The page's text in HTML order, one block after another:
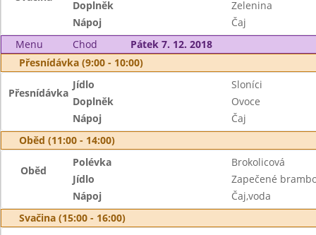
Doplněk
Zelenina
Nápoj
Čaj
Menu
Chod
Pátek 7. 12. 2018
Přesnídávka (9:00 - 10:00)
Přesnídávka
Jídlo
Sloníci
Doplněk
Ovoce
Nápoj
Čaj
Oběd (11:00 - 14:00)
Oběd
Polévka
Brokolicová
Jídlo
Zapečené
Nápoj
Čaj,voda
Svačina (15:00 - 16:00)